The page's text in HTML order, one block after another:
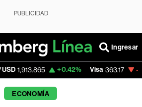
PUBLICIDAD
Ingresar
+0.42% Visa 363.17 -1.97%
ECONOMÍA